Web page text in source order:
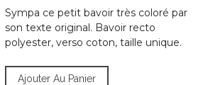
Sympa ce petit bavoir très coloré par
son texte original. Bavoir recto
polyester, verso coton, taille unique.
Ajouter Au Panier